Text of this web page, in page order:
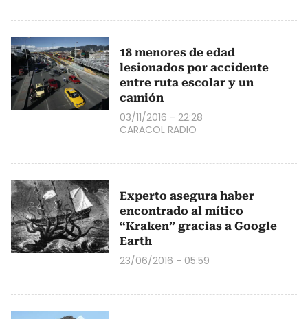
18 menores de edad
lesionados por accidente
entre ruta escolar y un
camión
03/11/2016 - 22:28
CARACOL RADIO
Experto asegura haber
encontrado al mítico
“Kraken” gracias a Google
Earth
23/06/2016 - 05:59